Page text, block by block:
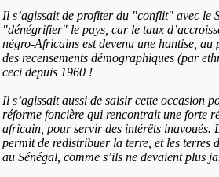
Il s’agissait de profiter du "conflit" avec le
"dénégrifier" le pays, car le taux
négro-Africains est devenu une hantise, au
des recensements démographiques (par
ceci depuis 1960 !
Il s’agissait aussi de saisir cette occasion
réforme foncière qui rencontrait une forte
africain, pour servir des intérêts inavoués.
permit de redistribuer la terre, et les terres
au Sénégal, comme s’ils ne devaient plus